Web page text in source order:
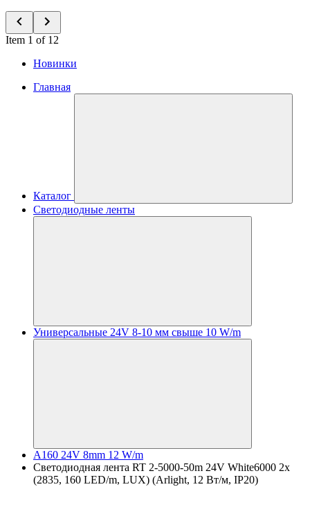
Item 1 of 12
Новинки
Главная
Каталог
Светодиодные ленты
Универсальные 24V 8-10 мм свыше 10 W/m
A160 24V 8mm 12 W/m
Светодиодная лента RT 2-5000-50m 24V White6000 2x
(2835, 160 LED/m, LUX) (Arlight, 12 Вт/м, IP20)